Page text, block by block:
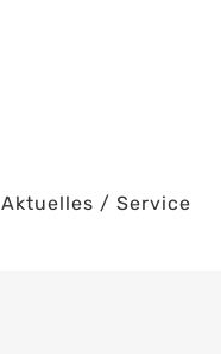
Aktuelles / Service